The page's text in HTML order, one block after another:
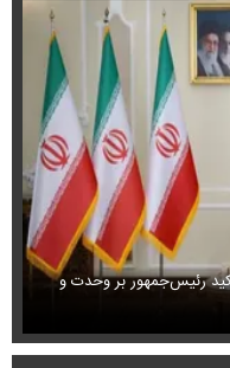
رئیس‌جمهور بر وحدت و